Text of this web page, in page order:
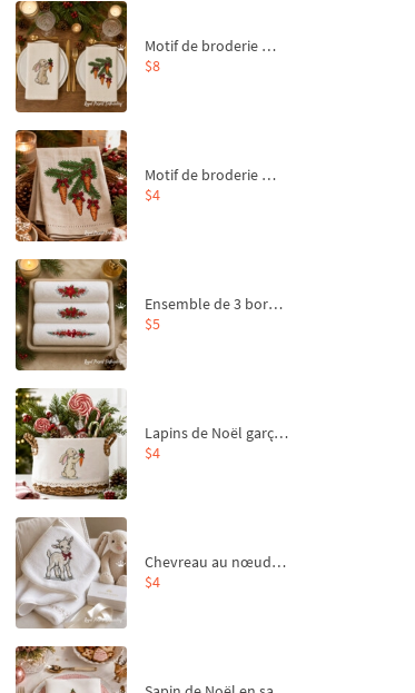
Motif de broderie machine Branche de sapin et carottes - 4 tailles
$8
Motif de broderie machine Branche de sapin et carottes - 4 tailles
$4
Ensemble de 3 bordures de Noël pour broderie machine
$5
Lapins de Noël garçon et fille - 4 tailles
$4
Chevreau au nœud rouge – broderie machine, 4 tailles
$4